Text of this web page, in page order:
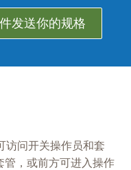
发送你的规格
访问开关操作员和套
管，或前方可进入操作